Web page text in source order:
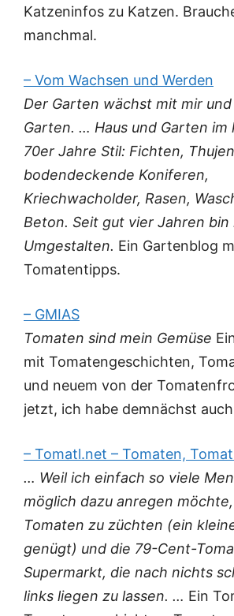
Katzeninfos zu Katzen.
manchmal.
– Vom Wachsen und Werden
Der Garten wächst mit mir
Garten. … Haus und Garten im
70er Jahre Stil: Fichten,
bodendeckende Koniferen,
Kriechwacholder, Rasen,
Beton. Seit gut vier Jahren bin
Umgestalten. Ein Gartenblog
Tomatentipps.
– GMIAS
Tomaten sind mein Gemüse
mit Tomatengeschichten,
und neuem von der
jetzt, ich habe demnächst
– Tomatl.net – Tomaten,
… Weil ich einfach so viele
möglich dazu anregen
Tomaten zu züchten (ein
genügt) und die 79-Cent-
Supermarkt, die nach nichts
links liegen zu lassen. … Ein